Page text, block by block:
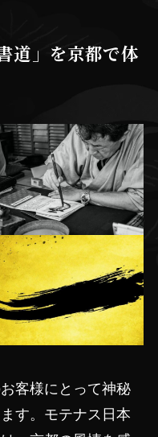
道」を京都で体
客様にとって神秘
す。モテナス日本